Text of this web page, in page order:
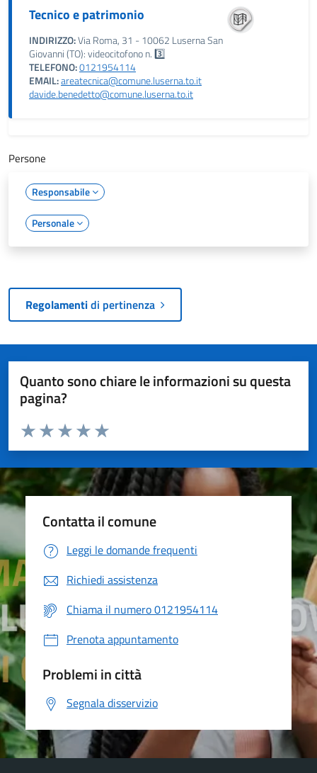
Tecnico e patrimonio
INDIRIZZO:Via Roma, 31 - 10062 Luserna San
Giovanni (TO): videocitofono n. 3️⃣
TELEFONO:0121954114
EMAIL:areatecnica@comune.luserna.to.it
davide.benedetto@comune.luserna.to.it
Persone
Responsabile
Personale
Regolamentidi pertinenza
Quanto sono chiare le informazioni su questa
pagina?
Valuta da 1 a 5 stelle la pagina
Valuta 5 stelle su 5
Valuta 4 stelle su 5
Valuta 3 stelle su 5
Valuta 2 stelle su 5
Valuta 1 stelle su 5
Contatta il comune
Leggi le domande frequenti
Richiedi assistenza
Chiama il numero 0121954114
Prenota appuntamento
Problemi in città
Segnala disservizio